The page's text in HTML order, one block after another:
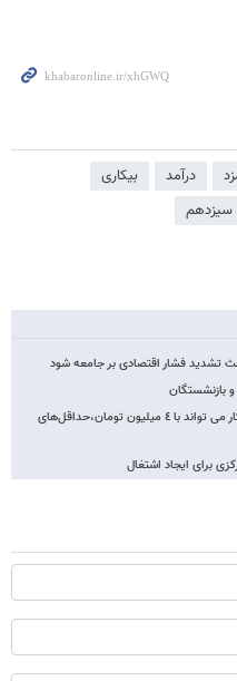
درآمد
بیکاری
تشدید فشار اقتصادی بر جامعه شود
بازنشستگان
انتقاد نماینده مجلس: آیا معاون وزیر کار می تواند با ٤ میلیون تومان،حداقل‌های